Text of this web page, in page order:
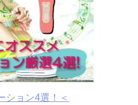
ション4選！＜